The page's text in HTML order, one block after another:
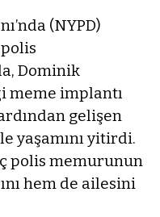
(NYPD)
Dominik
meme implantı
gelişen
yaşamını yitirdi.
polis memurunun
hem de ailesini